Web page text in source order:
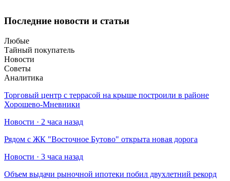
Последние новости и статьи
Любые
Тайный покупатель
Новости
Советы
Аналитика
Торговый центр с террасой на крыше построили в районе
Хорошево-Мневники
Новости · 2 часа назад
Рядом с ЖК "Восточное Бутово" открыта новая дорога
Новости · 3 часа назад
Объем выдачи рыночной ипотеки побил двухлетний рекорд